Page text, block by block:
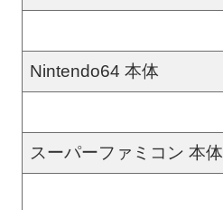
Nintendo64 本体
スーパーファミコン 本体